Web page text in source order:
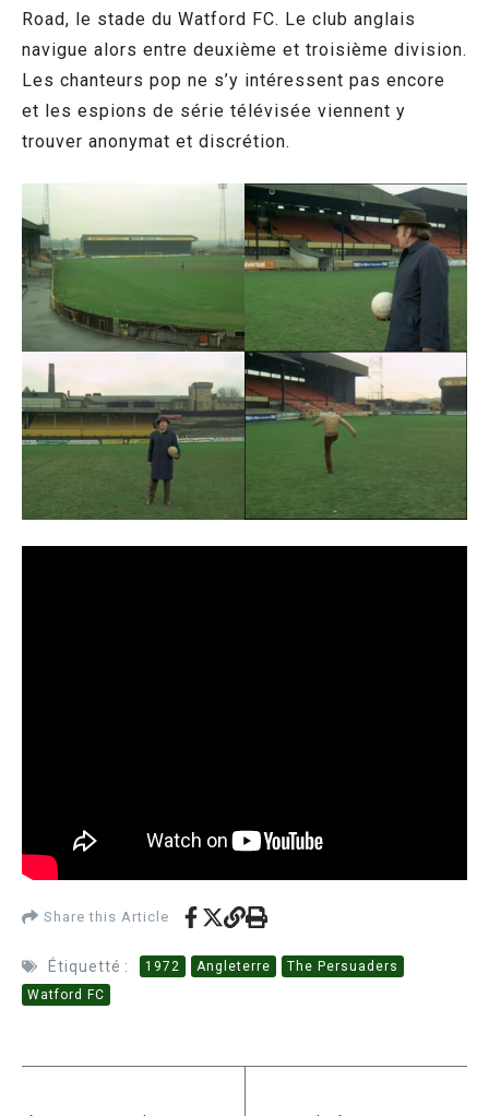
Road, le stade du Watford FC. Le club anglais
navigue alors entre deuxième et troisième division.
Les chanteurs pop ne s’y intéressent pas encore
et les espions de série télévisée viennent y
trouver anonymat et discrétion.
Share this Article
Étiquetté : 1972 Angleterre
The Persuaders
Watford FC